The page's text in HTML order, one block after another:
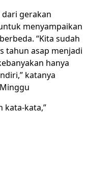
gerakan
menyampaikan
“Kita sudah
tahun asap menjadi
hanya
katanya
kata-kata,”